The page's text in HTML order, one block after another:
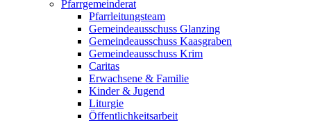
Pfarrgemeinderat
Pfarrleitungsteam
Gemeindeausschuss Glanzing
Gemeindeausschuss Kaasgraben
Gemeindeausschuss Krim
Caritas
Erwachsene & Familie
Kinder & Jugend
Liturgie
Öffentlichkeitsarbeit